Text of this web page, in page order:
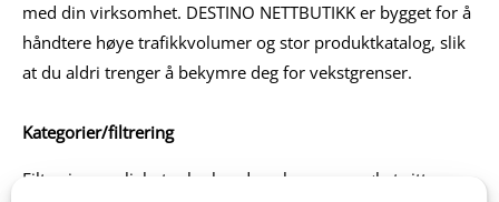
med din virksomhet. DESTINO NETTBUTIKK er bygget for å
håndtere høye trafikkvolumer og stor produktkatalog, slik
at du aldri trenger å bekymre deg for vekstgrenser.
Kategorier/filtrering
Filtreringsmuligheter lar kundene begrense søket sitt